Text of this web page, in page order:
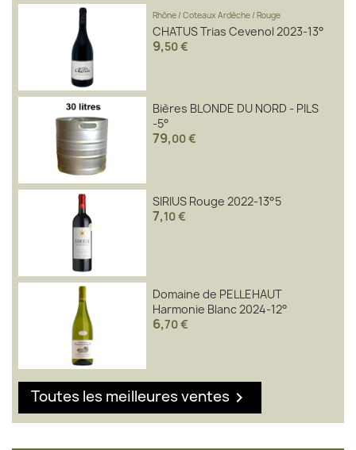
Rhône/Coteaux Ardèche/Rouge
CHATUS Trias Cevenol 2023-13°
9,50 €
Bières BLONDE DU NORD - PILS
-5°
79,00 €
SIRIUS Rouge 2022-13°5
7,10 €
Domaine de PELLEHAUT
Harmonie Blanc 2024-12°
6,70 €
Toutes les meilleures ventes 